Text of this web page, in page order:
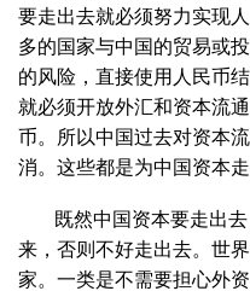
要走出去就必须努力实现
多的国家与中国的贸易或
的风险，直接使用人民币
就必须开放外汇和资本流
币。所以中国过去对资本
消。这些都是为中国资本
既然中国资本要走出
来，否则不好走出去。世
家。一类是不需要担心外